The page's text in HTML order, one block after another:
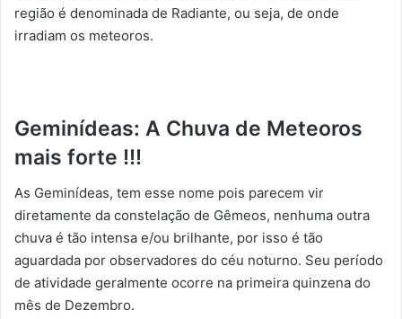
região é denominada de Radiante, ou seja, de onde
irradiam os meteoros.
Geminídeas: A Chuva de Meteoros
mais forte !!!
As Geminídeas, tem esse nome pois parecem vir
diretamente da constelação de Gêmeos, nenhuma outra
chuva é tão intensa e/ou brilhante, por isso é tão
aguardada por observadores do céu noturno. Seu período
de atividade geralmente ocorre na primeira quinzena do
mês de Dezembro.